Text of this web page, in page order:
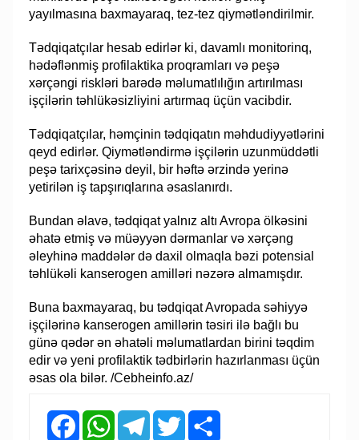
yayılmasına baxmayaraq, tez-tez qiymətləndirilmir.
Tədqiqatçılar hesab edirlər ki, davamlı monitorinq,
hədəflənmiş profilaktika proqramları və peşə
xərçəngi riskləri barədə məlumatlılığın artırılması
işçilərin təhlükəsizliyini artırmaq üçün vacibdir.
Tədqiqatçılar, həmçinin tədqiqatın məhdudiyyətlərini
qeyd edirlər. Qiymətləndirmə işçilərin uzunmüddətli
peşə tarixçəsinə deyil, bir həftə ərzində yerinə
yetirilən iş tapşırıqlarına əsaslanırdı.
Bundan əlavə, tədqiqat yalnız altı Avropa ölkəsini
əhatə etmiş və müəyyən dərmanlar və xərçəng
əleyhinə maddələr də daxil olmaqla bəzi potensial
təhlükəli kanserogen amilləri nəzərə almamışdır.
Buna baxmayaraq, bu tədqiqat Avropada səhiyyə
işçilərinə kanserogen amillərin təsiri ilə bağlı bu
günə qədər ən əhatəli məlumatlardan birini təqdim
edir və yeni profilaktik tədbirlərin hazırlanması üçün
əsas ola bilər. /Cebheinfo.az/
FacebookWhatsAppTelegramTwitter